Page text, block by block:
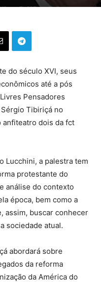
887 0
do século XVI, seus
até a pós
Pensadores
Tibiriçá no
anfiteatro dois da fct
Lucchini, a palestra tem
protestante do
análise do contexto
época, bem como a
assim, buscar conhecer
sociedade atual.
abordará sobre
da reforma
da América do